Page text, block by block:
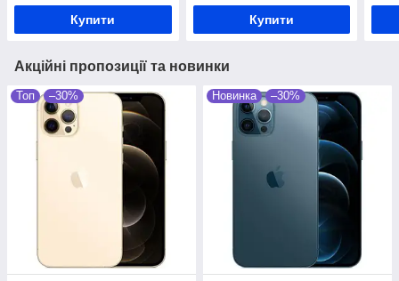
Купити Купити
Акційні пропозиції та новинки
Топ –30% Новинка –30%